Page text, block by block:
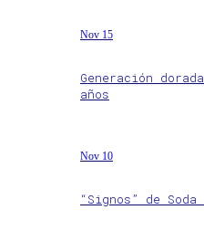
Nov 15
Generación
años
Nov 10
“Signos” de